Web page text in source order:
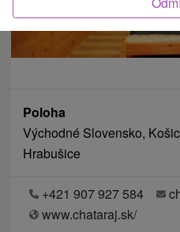
Poloha
Východné Slovensko,
Hrabušice
+421 907 927 584
www.chataraj.sk/